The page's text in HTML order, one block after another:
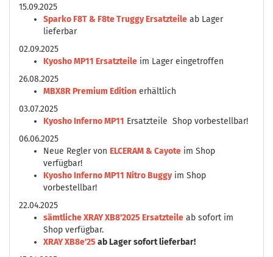
15.09.2025
Sparko F8T & F8te Truggy Ersatzteile ab Lager
lieferbar
02.09.2025
Kyosho MP11 Ersatzteile im Lager eingetroffen
26.08.2025
MBX8R Premium Edition erhältlich
03.07.2025
Kyosho Inferno MP11 Ersatzteile Shop vorbestellbar!
06.06.2025
Neue Regler von ELCERAM & Cayote im Shop
verfügbar!
Kyosho Inferno MP11 Nitro Buggyim Shop
vorbestellbar!
22.04.2025
sämtliche XRAY XB8'2025 Ersatzteile ab sofort im
Shop verfügbar.
XRAY XB8e'25 ab Lager sofort lieferbar!